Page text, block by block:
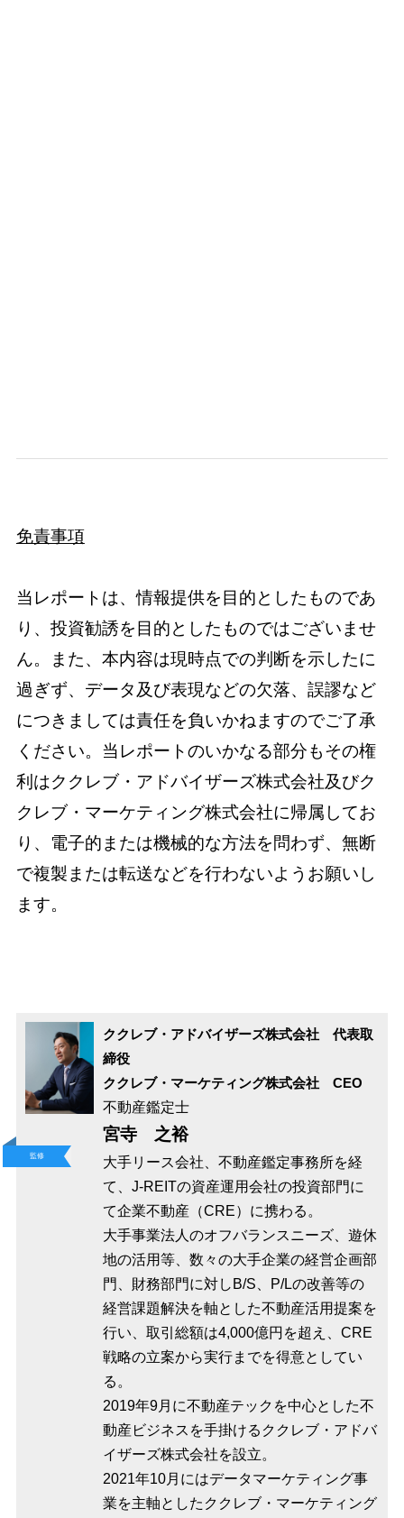
免責事項
当レポートは、情報提供を目的としたものであ
り、投資勧誘を目的としたものではございませ
ん。また、本内容は現時点での判断を示したに
過ぎず、データ及び表現などの欠落、誤謬など
につきましては責任を負いかねますのでご了承
ください。当レポートのいかなる部分もその権
利はククレブ・アドバイザーズ株式会社及びク
クレブ・マーケティング株式会社に帰属してお
り、電子的または機械的な方法を問わず、無断
で複製または転送などを行わないようお願いし
ます。
監修
ククレブ・アドバイザーズ株式会社 代表取
締役
ククレブ・マーケティング株式会社 CEO
不動産鑑定士
宮寺 之裕
大手リース会社、不動産鑑定事務所を経
て、J-REITの資産運用会社の投資部門に
て企業不動産（CRE）に携わる。
大手事業法人のオフバランスニーズ、遊休
地の活用等、数々の大手企業の経営企画部
門、財務部門に対しB/S、P/Lの改善等の
経営課題解決を軸とした不動産活用提案を
行い、取引総額は4,000億円を超え、CRE
戦略の立案から実行までを得意としてい
る。
2019年9月に不動産テックを中心とした不
動産ビジネスを手掛けるククレブ・アドバ
イザーズ株式会社を設立。
2021年10月にはデータマーケティング事
業を主軸としたククレブ・マーケティング